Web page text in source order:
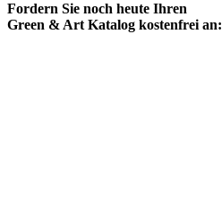
Fordern Sie noch heute Ihren
Green & Art Katalog kostenfrei an: